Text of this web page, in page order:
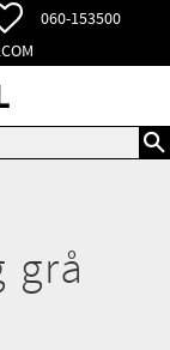
FAVORITER
060-153500
grå